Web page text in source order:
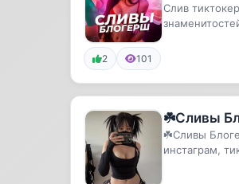
Слив
2 101
☘️Сливы
☘️Сливы
инстаграм,